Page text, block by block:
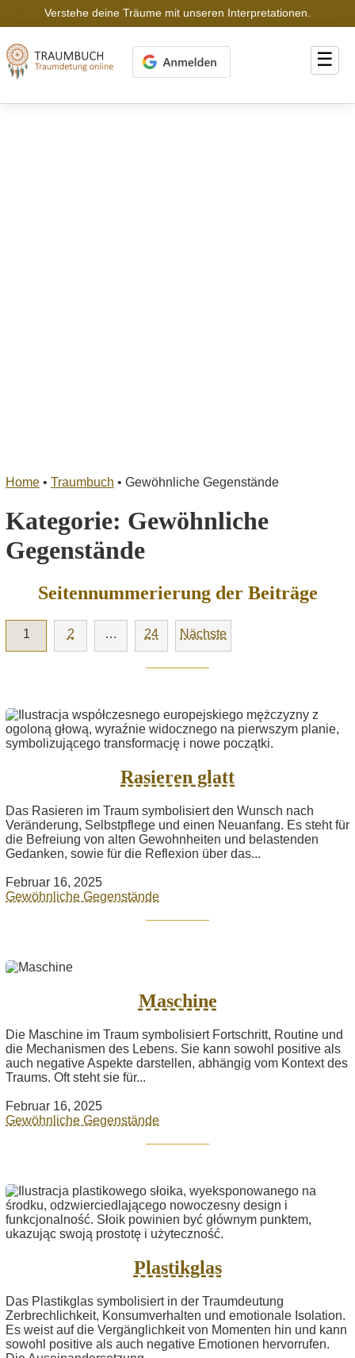
Verstehe deine Träume mit unseren Interpretationen.
☰
Home • Traumbuch • Gewöhnliche Gegenstände
Kategorie: Gewöhnliche
Gegenstände
Seitennummerierung der Beiträge
1 2 … 24 Nächste
Rasieren glatt
Das Rasieren im Traum symbolisiert den Wunsch nach
Veränderung, Selbstpflege und einen Neuanfang. Es steht für
die Befreiung von alten Gewohnheiten und belastenden
Gedanken, sowie für die Reflexion über das...
Februar 16, 2025
Gewöhnliche Gegenstände
Maschine
Die Maschine im Traum symbolisiert Fortschritt, Routine und
die Mechanismen des Lebens. Sie kann sowohl positive als
auch negative Aspekte darstellen, abhängig vom Kontext des
Traums. Oft steht sie für...
Februar 16, 2025
Gewöhnliche Gegenstände
Plastikglas
Das Plastikglas symbolisiert in der Traumdeutung
Zerbrechlichkeit, Konsumverhalten und emotionale Isolation.
Es weist auf die Vergänglichkeit von Momenten hin und kann
sowohl positive als auch negative Emotionen hervorrufen.